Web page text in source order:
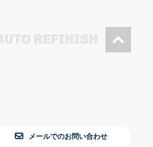
メールでのお問い合わせ